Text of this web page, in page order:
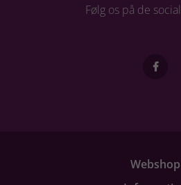
Følg os på de
Webshop